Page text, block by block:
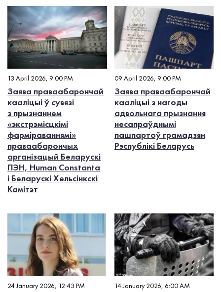
13 April 2026, 9:00 PM
Заява праваабарончай
кааліцыі ў сувязі
з прызнаннем
«экстрэмісцкімі
фарміраваннямі»
праваабарончых
арганізацый Беларускі
ПЭН, Human Constanta
і Беларускі Хельсінкскі
Камітэт
09 April 2026, 9:00 PM
Заява праваабарончай
кааліцыі з нагоды
адвольнага прызнання
несапраўднымі
пашпартоў грамадзян
Рэспублікі Беларусь
24 January 2026, 12:43 PM 14 January 2026, 6:00 AM